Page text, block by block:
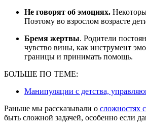
Не говорят об эмоциях.
Поэтому во взрослом возрасте
Бремя жертвы. Родители
чувство вины, как инструмент
границы и принимать помощь.
БОЛЬШЕ ПО ТЕМЕ:
Манипуляции с детства,
Раньше мы рассказывали о сложностях
быть сложной задачей, особенно если